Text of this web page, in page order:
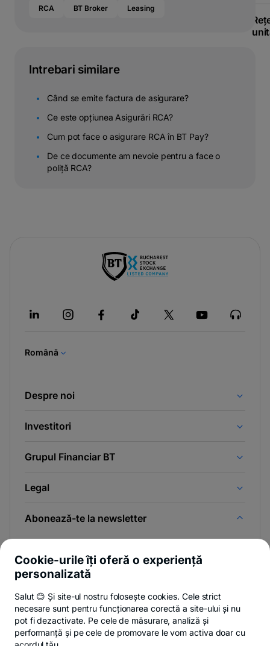
RCA BT Broker Leasing
Intrebari similare
Când se emite factura de asigurare?
Ce este opțiunea Asigurări RCA?
Cum pot face o asigurare RCA în BT Pay?
De ce documente am nevoie pentru a face o
poliță RCA?
a
Română
Despre noi
Investitori
Grupul Financiar BT
Legal
Abonează-te la newsletter
Poți renunța oricând,vezi detalii-
opens
in
a
.
Privacy Hub - opens in a new tab
Politica de confidențialitate- opens in a new
Politica de cookies
Cookie-urile îți oferă o experiență
personalizată
Salut 😊 Și site-ul nostru folosește cookies. Cele strict
necesare sunt pentru funcționarea corectă a site-ului și nu
pot fi dezactivate. Pe cele de măsurare, analiză și
performanță și pe cele de promovare le vom activa doar cu